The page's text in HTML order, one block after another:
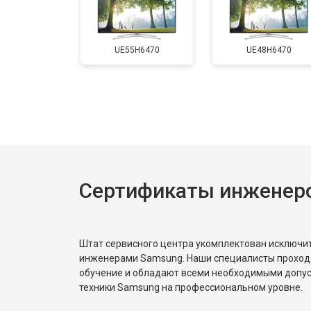
Замена матрицы
UE55H6470 UE48H6470
Сертификаты
Штат сервисного центра укомплектован
инженерами Samsung. Наши специалисты
обучение и обладают всеми необходимыми
техники Samsung на профессиональном уровне.